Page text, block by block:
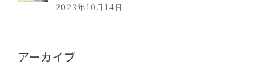
2023年10月14日
アーカイブ